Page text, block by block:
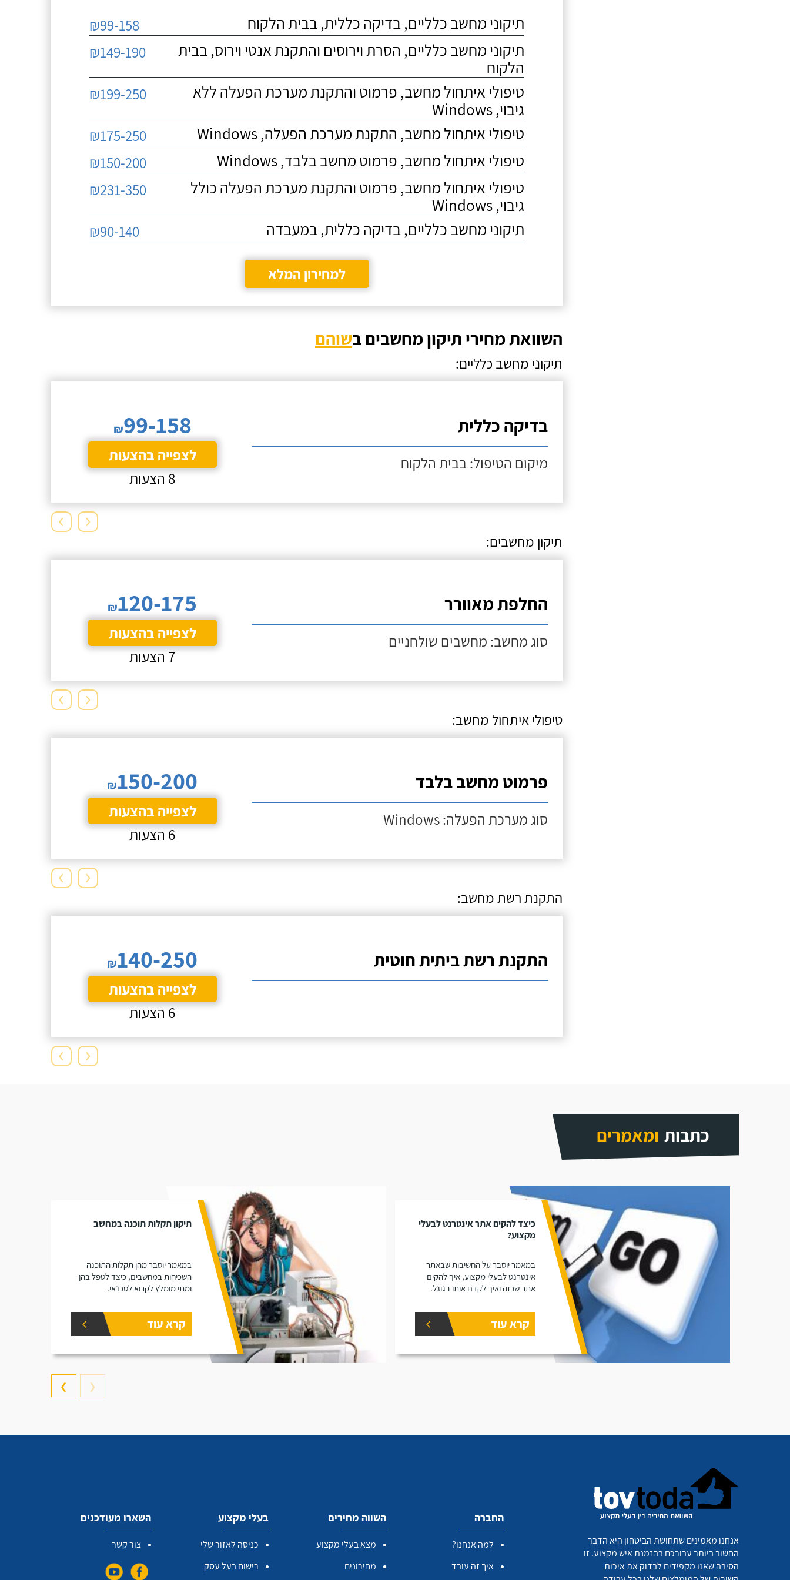
תיקוני מחשב כלליים, בדיקה כללית, בבית הלקוח ₪99-158
תיקוני מחשב כלליים, הסרת וירוסים והתקנת אנטי וירוס, בבית
הלקוח
₪149-190
טיפולי איתחול מחשב, פרמוט והתקנת מערכת הפעלה ללא
גיבוי, Windows
₪199-250
טיפולי איתחול מחשב, התקנת מערכת הפעלה, Windows ₪175-250
טיפולי איתחול מחשב, פרמוט מחשב בלבד, Windows ₪150-200
טיפולי איתחול מחשב, פרמוט והתקנת מערכת הפעלה כולל
גיבוי, Windows
₪231-350
תיקוני מחשב כלליים, בדיקה כללית, במעבדה ₪90-140
למחירון המלא
השוואת מחירי תיקון מחשבים בשוהם
תיקוני מחשב כלליים:
בדיקה כללית
מיקום הטיפול: בבית הלקוח
₪99-158
לצפייה בהצעות
8 הצעות
› ‹
תיקון מחשבים:
החלפת מאוורר
סוג מחשב: מחשבים שולחניים
₪120-175
לצפייה בהצעות
7 הצעות
› ‹
טיפולי איתחול מחשב:
פרמוט מחשב בלבד
סוג מערכת הפעלה: Windows
₪150-200
לצפייה בהצעות
6 הצעות
› ‹
התקנת רשת מחשב:
התקנת רשת ביתית חוטית ₪140-250
לצפייה בהצעות
6 הצעות
› ‹
כתבות ומאמרים
כיצד להקים אתר אינטרנט לבעלי
מקצוע?
במאמר יוסבר על החשיבות שבאתר
אינטרנט לבעלי מקצוע, איך להקים
אתר שכזה ואיך לקדם אותו בגוגל.
קרא עוד
תיקון תקלות תוכנה במחשב
במאמר יוסבר מהן תקלות התוכנה
השכיחות במחשבים, כיצד לטפל בהן
ומתי מומלץ לקרוא לטכנאי.
קרא עוד
❮
❯
אנחנו מאמינים שתחושת הביטחון היא הדבר
החשוב ביותר עבורכם בהזמנת איש מקצוע. זו
הסיבה שאנו מקפידים לבדוק את איכות
החברה
למה אנחנו?
איך זה עובד
השווה מחירים
מצא בעלי מקצוע
מחירונים
בעלי מקצוע
כניסה לאזור שלי
רישום בעל עסק
השארו מעודכנים
צור קשר